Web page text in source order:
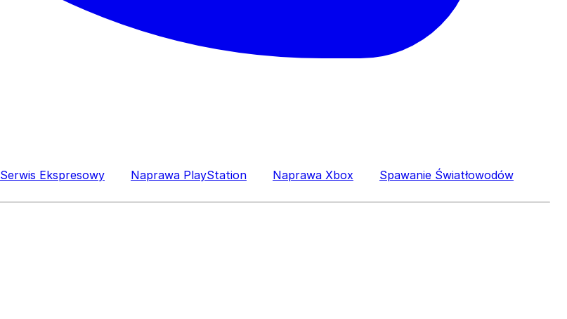
Serwis Ekspresowy Naprawa PlayStation Naprawa Xbox
Spawanie Światłowodów